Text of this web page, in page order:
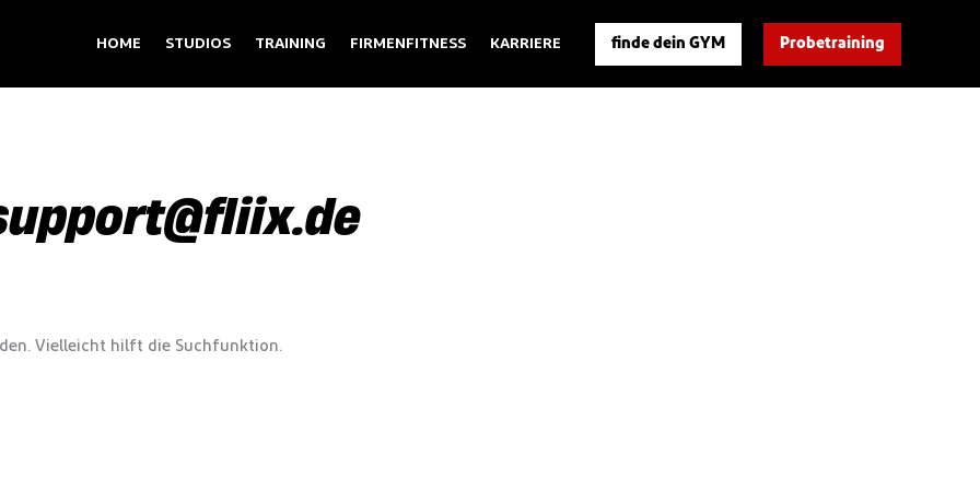
HOME STUDIOS TRAINING FIRMENFITNESS KARRIERE finde dein GYM Probetraining
Vielleicht hilft die Suchfunktion.